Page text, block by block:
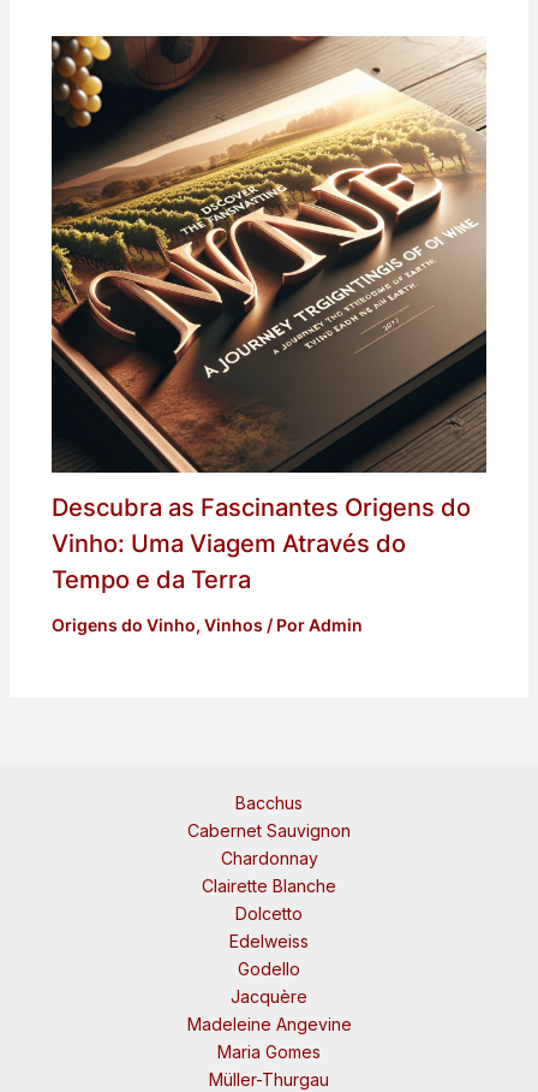
Descubra as Fascinantes Origens do
Vinho: Uma Viagem Através do
Tempo e da Terra
Origens do Vinho, Vinhos / PorAdmin
Bacchus
Cabernet Sauvignon
Chardonnay
Clairette Blanche
Dolcetto
Edelweiss
Godello
Jacquère
Madeleine Angevine
Maria Gomes
Müller-Thurgau